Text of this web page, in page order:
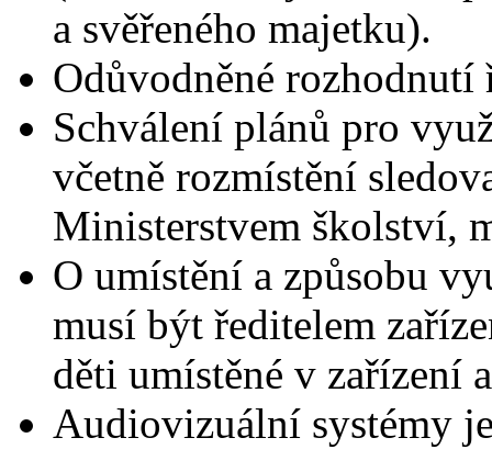
a svěřeného majetku).
Odůvodněné rozhodnutí
Schválení plánů pro
včetně rozmístění
Ministerstvem školství,
O umístění a způsobu
musí být ředitelem
děti umístěné v zařízení
Audiovizuální systémy